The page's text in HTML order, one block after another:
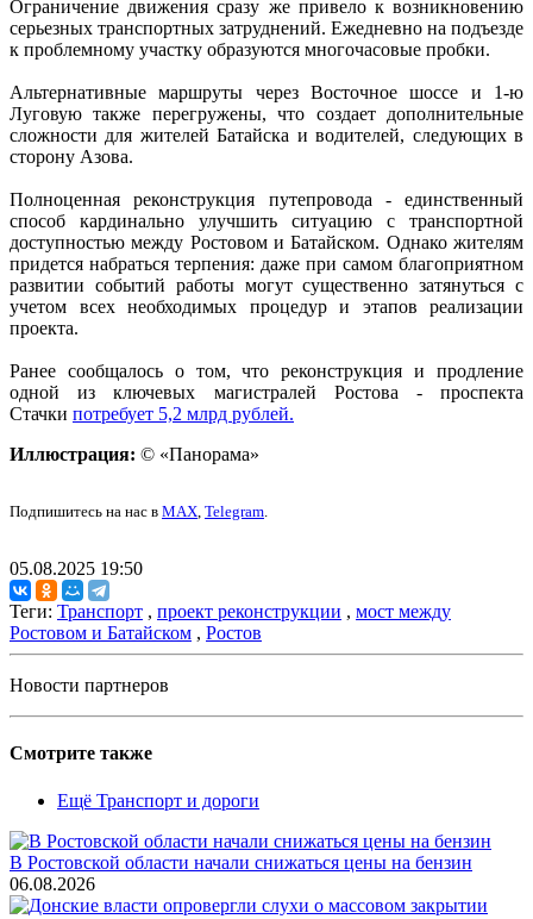
Ограничение движения сразу же привело к возникновению
серьезных транспортных затруднений. Ежедневно на подъезде
к проблемному участку образуются многочасовые пробки.
Альтернативные маршруты через Восточное шоссе и 1-ю
Луговую также перегружены, что создает дополнительные
сложности для жителей Батайска и водителей, следующих в
сторону Азова.
Полноценная реконструкция путепровода - единственный
способ кардинально улучшить ситуацию с транспортной
доступностью между Ростовом и Батайском. Однако жителям
придется набраться терпения: даже при самом благоприятном
развитии событий работы могут существенно затянуться с
учетом всех необходимых процедур и этапов реализации
проекта.
Ранее сообщалось о том, что реконструкция и продление
одной из ключевых магистралей Ростова - проспекта
Стачки потребует 5,2 млрд рублей.
Иллюстрация: © «Панорама»
Подпишитесь на нас в MAX, Telegram.
05.08.2025 19:50
Теги: Транспорт , проект реконструкции , мост между
Ростовом и Батайском , Ростов
Новости партнеров
Смотрите также
Ещё Транспорт и дороги
В Ростовской области начали снижаться цены на бензин
06.08.2026